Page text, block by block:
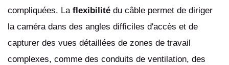
compliquées. La flexibilité du câble permet de diriger
la caméra dans des angles difficiles d'accès et de
capturer des vues détaillées de zones de travail
complexes, comme des conduits de ventilation, des